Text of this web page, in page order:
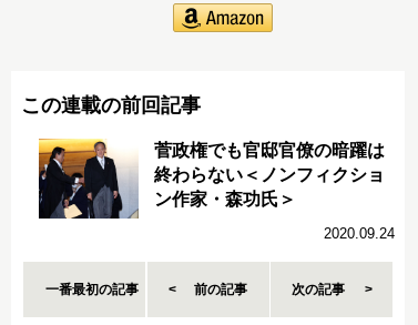
この連載の前回記事
菅政権でも官邸官僚の暗躍は
終わらない＜ノンフィクショ
ン作家・森功氏＞
2020.09.24
一番最初の記事 前の記事 次の記事